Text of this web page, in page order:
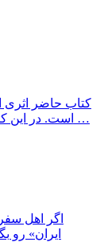
کتاب حاضر اثری
است. در این کتاب تاریخچه و جنبه‌های گوناگون کاغذ در ایران …
اگر اهل
ایران» رو